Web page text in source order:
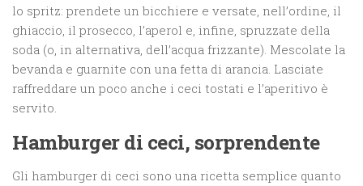
lo spritz: prendete un bicchiere e versate, nell’ordine, il
ghiaccio, il prosecco, l’aperol e, infine, spruzzate della
soda (o, in alternativa, dell’acqua frizzante). Mescolate la
bevanda e guarnite con una fetta di arancia. Lasciate
raffreddare un poco anche i ceci tostati e l’aperitivo è
servito.
Hamburger di ceci, sorprendente
Gli hamburger di ceci sono una ricetta semplice quanto